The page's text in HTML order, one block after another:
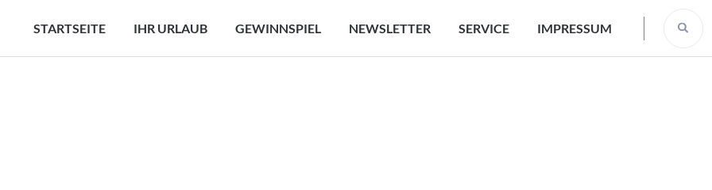
STARTSEITE IHR URLAUB GEWINNSPIEL NEWSLETTER SERVICE IMPRESSUM